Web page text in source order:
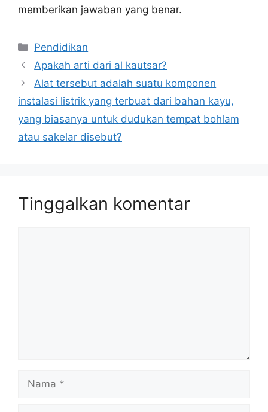
memberikan jawaban yang benar.
Kategori
Pendidikan
Apakah arti dari al kautsar?
Alat tersebut adalah suatu komponen
instalasi listrik yang terbuat dari bahan kayu,
yang biasanya untuk dudukan tempat bohlam
atau sakelar disebut?
Tinggalkan komentar